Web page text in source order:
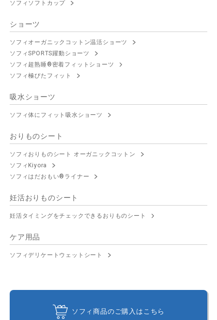
ソフィソフトカップ
ショーツ
ソフィオーガニックコットン温活ショーツ
ソフィSPORTS躍動ショーツ
ソフィ超熟睡®密着フィットショーツ
ソフィ極ぴたフィット
吸水ショーツ
ソフィ体にフィット吸水ショーツ
おりものシート
ソフィおりものシート オーガニックコットン
ソフィKiyora
ソフィはだおもい®ライナー
妊活おりものシート
妊活タイミングをチェックできるおりものシート
ケア用品
ソフィデリケートウェットシート
ソフィ商品のご購入はこちら